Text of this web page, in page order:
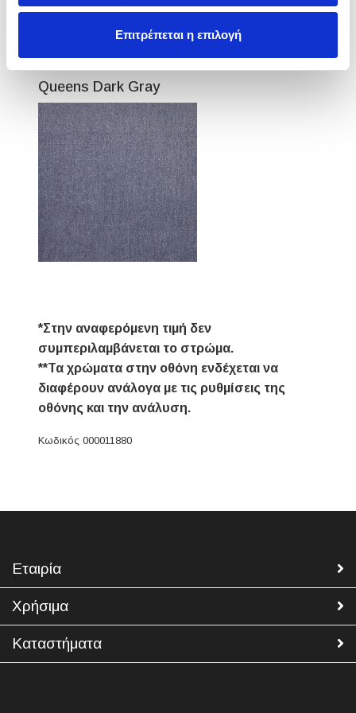
Επιτρέπεται η επιλογή
Queens Dark Gray
*Στην αναφερόμενη τιμή δεν
συμπεριλαμβάνεται το στρώμα.
**Τα χρώματα στην οθόνη ενδέχεται να
διαφέρουν ανάλογα με τις ρυθμίσεις της
οθόνης και την ανάλυση.
Κωδικός 000011880
Εταιρία
Χρήσιμα
Καταστήματα